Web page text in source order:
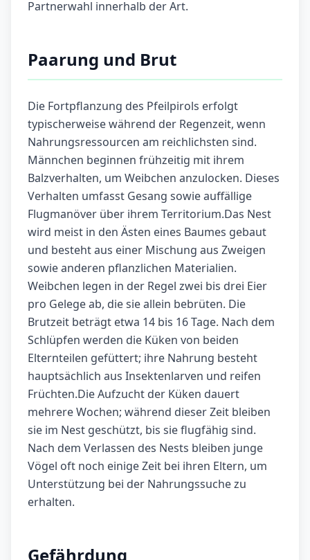
Partnerwahl innerhalb der Art.
Paarung und Brut
Die Fortpflanzung des Pfeilpirols erfolgt
typischerweise während der Regenzeit, wenn
Nahrungsressourcen am reichlichsten sind.
Männchen beginnen frühzeitig mit ihrem
Balzverhalten, um Weibchen anzulocken. Dieses
Verhalten umfasst Gesang sowie auffällige
Flugmanöver über ihrem Territorium.Das Nest
wird meist in den Ästen eines Baumes gebaut
und besteht aus einer Mischung aus Zweigen
sowie anderen pflanzlichen Materialien.
Weibchen legen in der Regel zwei bis drei Eier
pro Gelege ab, die sie allein bebrüten. Die
Brutzeit beträgt etwa 14 bis 16 Tage. Nach dem
Schlüpfen werden die Küken von beiden
Elternteilen gefüttert; ihre Nahrung besteht
hauptsächlich aus Insektenlarven und reifen
Früchten.Die Aufzucht der Küken dauert
mehrere Wochen; während dieser Zeit bleiben
sie im Nest geschützt, bis sie flugfähig sind.
Nach dem Verlassen des Nests bleiben junge
Vögel oft noch einige Zeit bei ihren Eltern, um
Unterstützung bei der Nahrungssuche zu
erhalten.
Gefährdung